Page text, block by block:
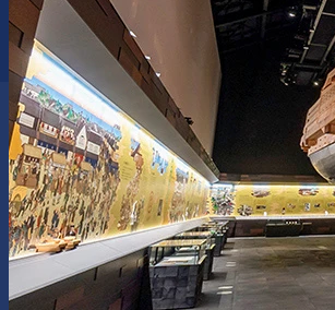
찾아오시는 길
자주 묻는 질문
이벤트 정보
앱 다운로드